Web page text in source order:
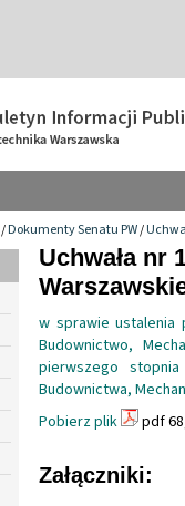
/Dokumenty Senatu PW/
Uchwała nr
w sprawie ustalenia
Budownictwo,
pierwszego
Budownictwa,
Pobierz plik
pdf
Załączniki: